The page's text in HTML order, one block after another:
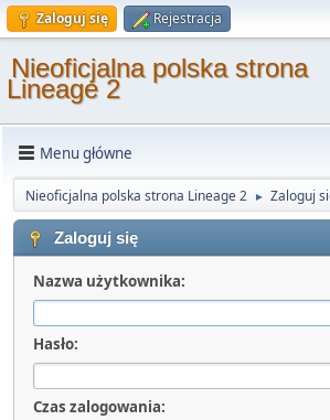
Zaloguj się Rejestracja
Nieoficjalna polska strona
Lineage 2
Menu główne
Nieoficjalna polska strona Lineage 2 ► Zaloguj
Zaloguj się
Nazwa użytkownika:
Hasło:
Czas zalogowania: